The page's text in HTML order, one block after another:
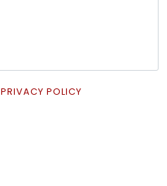
PRIVACY POLICY